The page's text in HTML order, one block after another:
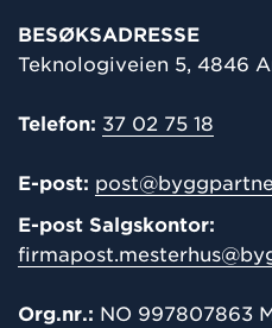
BESØKSADRESSE
Teknologiveien 5, 4846
Telefon: 37 02 75 18
E-post:
E-post Salgskontor:
Org.nr.: NO 997807863